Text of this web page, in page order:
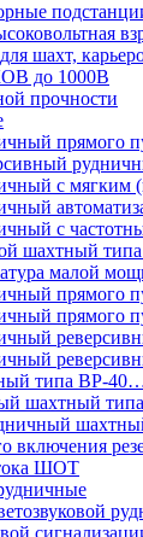
шахт,
до 1000В
прочности
с
с
шахтный
малой
прямого
прямого
типа ВР-
шахтный
включения
ШОТ